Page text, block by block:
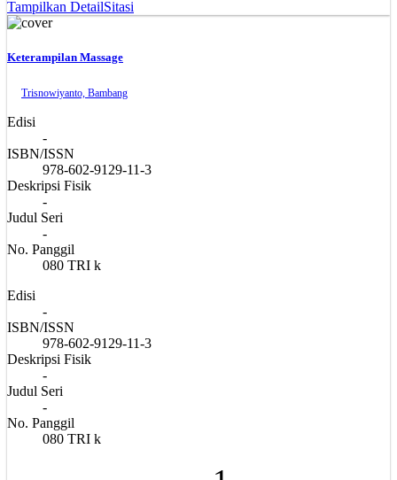
Tampilkan DetailSitasi
Keterampilan Massage
Trisnowiyanto, Bambang
Edisi
-
ISBN/ISSN
978-602-9129-11-3
Deskripsi Fisik
-
Judul Seri
-
No. Panggil
080 TRI k
Edisi
-
ISBN/ISSN
978-602-9129-11-3
Deskripsi Fisik
-
Judul Seri
-
No. Panggil
080 TRI k